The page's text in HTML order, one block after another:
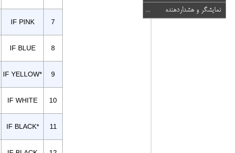
نمایشگر و هشداردهنده
IF PINK 7
IF BLUE 8
IF YELLOW* 9
IF WHITE 10
IF BLACK* 11